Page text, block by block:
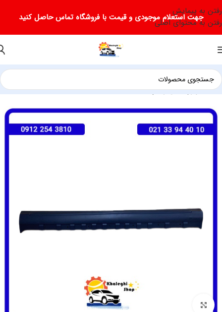
رفتن به پیمایش
رفتن به محتوای اصلی
جهت استعلام موجودی و قیمت با فروشگاه تماس حاصل کنید
خانه/لوازم یدکی ریسپکت
برای بزرگ‌نمایی کلیک کنید